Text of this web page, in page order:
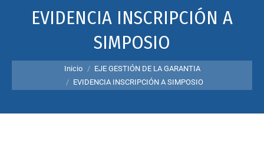
EVIDENCIA INSCRIPCIÓN A
SIMPOSIO
Estás aquí:
Inicio
EJE GESTIÓN DE LA GARANTIA
EVIDENCIA INSCRIPCIÓN A SIMPOSIO